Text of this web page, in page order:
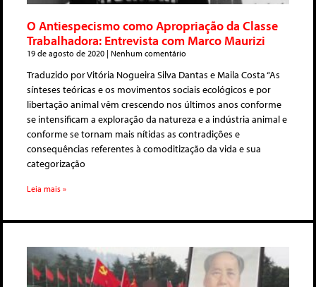
O Antiespecismo como Apropriação da Classe
Trabalhadora: Entrevista com Marco Maurizi
19 de agosto de 2020 Nenhum comentário
Traduzido por Vitória Nogueira Silva Dantas e Maila Costa “As
sínteses teóricas e os movimentos sociais ecológicos e por
libertação animal vêm crescendo nos últimos anos conforme
se intensificam a exploração da natureza e a indústria animal e
conforme se tornam mais nítidas as contradições e
consequências referentes à comoditização da vida e sua
categorização
Leia mais »